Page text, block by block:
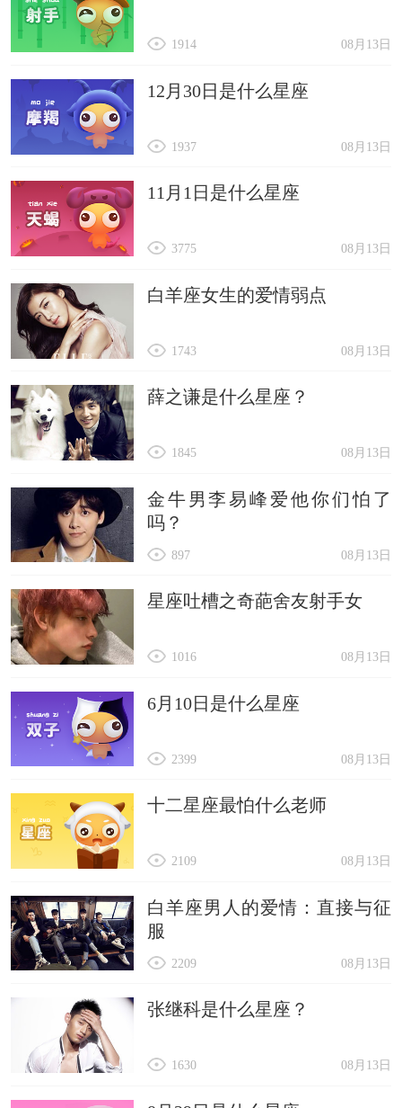
08月13日
1914
12月30日是什么星座
08月13日
1937
11月1日是什么星座
08月13日
3775
白羊座女生的爱情弱点
08月13日
1743
薛之谦是什么星座？
08月13日
1845
金牛男李易峰爱他你们怕了
吗？
08月13日
897
星座吐槽之奇葩舍友射手女
08月13日
1016
6月10日是什么星座
08月13日
2399
十二星座最怕什么老师
08月13日
2109
白羊座男人的爱情：直接与征
服
08月13日
2209
张继科是什么星座？
08月13日
1630